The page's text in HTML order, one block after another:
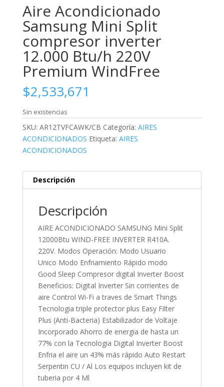
Aire Acondicionado
Samsung Mini Split
compresor inverter
12.000 Btu/h 220V
Premium WindFree
$2,533,671
Sin existencias
SKU: AR12TVFCAWK/CB Categoría: AIRES
ACONDICIONADOS Etiqueta: AIRES
ACONDICIONADOS
Descripción
Descripción
AIRE ACONDICIONADO SAMSUNG Mini Split
12000Btu WIND-FREE INVERTER R410A.
220V. Modos Operación: Modo Usuario
Unico Modo Enfriamiento Rápido modo
Good Sleep Compresor digital Inverter Boost
Beneficios: Digital Inverter Sin corrientes de
aire Control Wi-Fi a traves de Smart Things
Tecnologia triple protector plus Easy Filter
Plus (Anti-Bacteria) Estabilizador de Voltaje
Incorporado Ahorro de energia de hasta un
77% con la Tecnologia Digital Inverter Boost
Enfria el aire un 43% más rápido Auto Restart
Serpentin CU / Al Los equipos incluyen kit de
tuberia por 4 Ml